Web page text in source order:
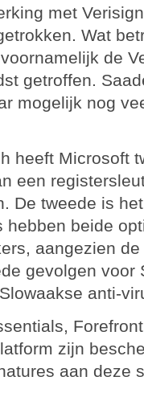
met
Wat
de
getroffen.
mogelijk nog
heeft Microsoft
een
De tweede is
hebben beide
aangezien
gevolgen voor
anti-
zijn
aan deze